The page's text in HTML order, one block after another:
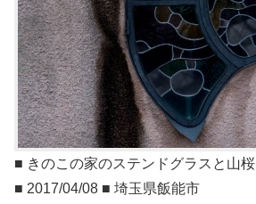
■ きのこの家のステンドグラスと山桜
■ 2017/04/08 ■ 埼玉県飯能市